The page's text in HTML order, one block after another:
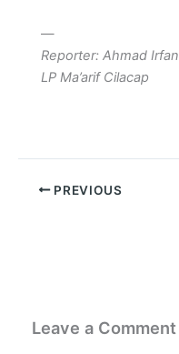
—
Reporter: Ahmad Irfan
LP Ma’arif Cilacap
PREVIOUS
Leave a Comment